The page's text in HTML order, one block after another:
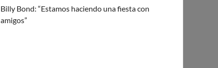
Billy Bond: “Estamos haciendo una fiesta con
amigos”